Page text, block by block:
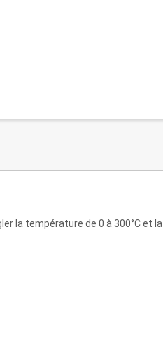
la température de 0 à 300°C et la